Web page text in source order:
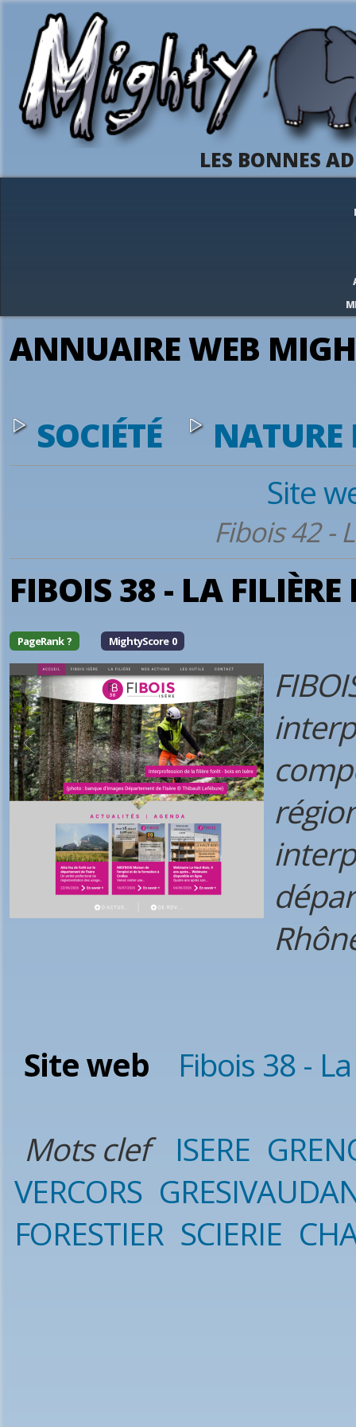
LES BONNES
ANNUAIRE WEB
SOCIÉTÉ
NATURE
Site
Fibois 42 -
FIBOIS 38 - LA FILIÈRE
PageRank ? MightyScore 0
Site web
Fibois 38 -
Mots clef
ISERE
VERCORS
FORESTIER SCIERIE